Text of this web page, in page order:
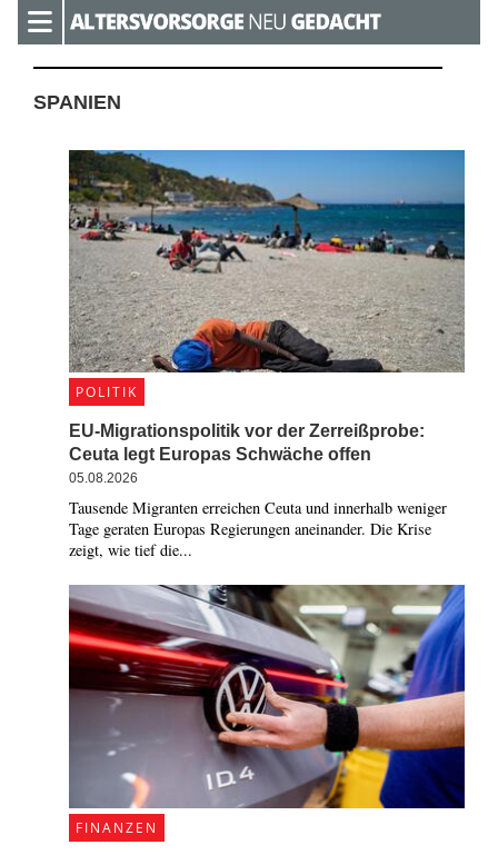
SPANIEN
POLITIK
EU-Migrationspolitik vor der Zerreißprobe:
Ceuta legt Europas Schwäche offen
05.08.2026
Tausende Migranten erreichen Ceuta und innerhalb weniger
Tage geraten Europas Regierungen aneinander. Die Krise
zeigt, wie tief die...
FINANZEN